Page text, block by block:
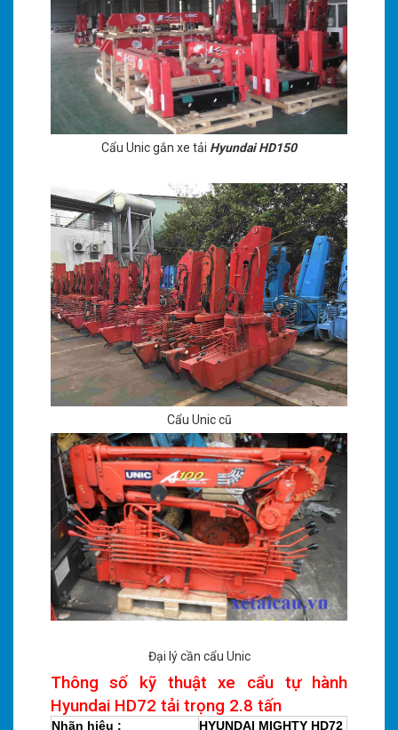
Cẩu Unic gắn xe tải Hyundai HD150
Cẩu Unic cũ
Đại lý cần cẩu Unic
Thông số kỹ thuật xe cẩu tự hành
Hyundai HD72 tải trọng 2.8 tấn
Nhãn hiệu : HYUNDAI MIGHTY HD72